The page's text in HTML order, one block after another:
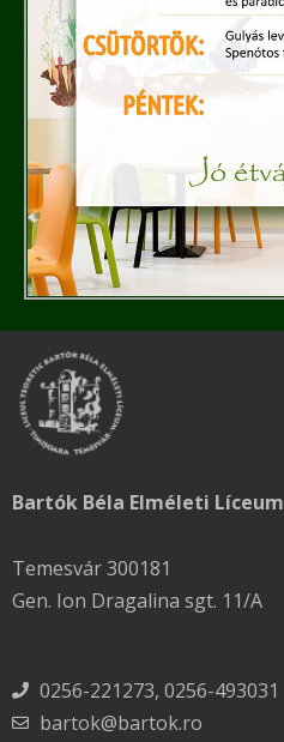
Bartók Béla Elméleti Líceum
Temesvár 300181
Gen. Ion Dragalina sgt. 11/A
0256-221273, 0256-493031
bartok@bartok.ro